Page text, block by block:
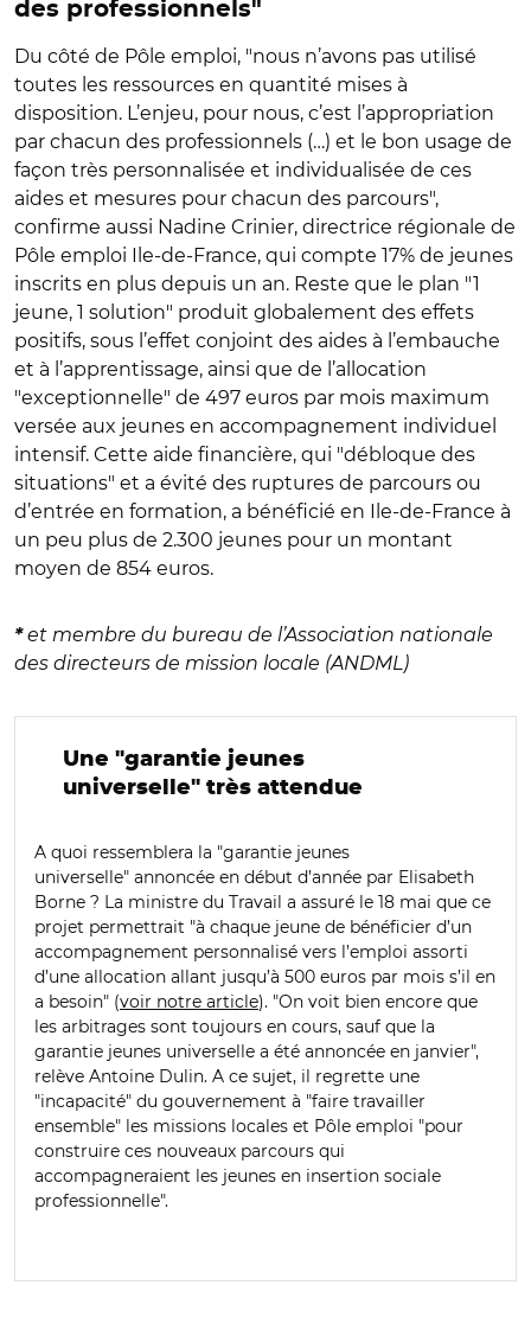
des professionnels"
Du côté de Pôle emploi, "nous n’avons pas utilisé
toutes les ressources en quantité mises à
disposition. L’enjeu, pour nous, c’est l’appropriation
par chacun des professionnels (…) et le bon usage de
façon très personnalisée et individualisée de ces
aides et mesures pour chacun des parcours",
confirme aussi Nadine Crinier, directrice régionale de
Pôle emploi Ile-de-France, qui compte 17% de jeunes
inscrits en plus depuis un an. Reste que le plan "1
jeune, 1 solution" produit globalement des effets
positifs, sous l’effet conjoint des aides à l’embauche
et à l’apprentissage, ainsi que de l’allocation
"exceptionnelle" de 497 euros par mois maximum
versée aux jeunes en accompagnement individuel
intensif. Cette aide financière, qui "débloque des
situations" et a évité des ruptures de parcours ou
d’entrée en formation, a bénéficié en Ile-de-France à
un peu plus de 2.300 jeunes pour un montant
moyen de 854 euros.
*et membre du bureau de l’Association nationale
des directeurs de mission locale (ANDML)
Une "garantie jeunes
universelle" très attendue
A quoi ressemblera la "garantie jeunes
universelle" annoncée en début d’année par Elisabeth
Borne ? La ministre du Travail a assuré le 18 mai que ce
projet permettrait "à chaque jeune de bénéficier d’un
accompagnement personnalisé vers l’emploi assorti
d’une allocation allant jusqu’à 500 euros par mois s’il en
a besoin" (voir notre article). "On voit bien encore que
les arbitrages sont toujours en cours, sauf que la
garantie jeunes universelle a été annoncée en janvier",
relève Antoine Dulin. A ce sujet, il regrette une
"incapacité" du gouvernement à "faire travailler
ensemble" les missions locales et Pôle emploi "pour
construire ces nouveaux parcours qui
accompagneraient les jeunes en insertion sociale
professionnelle".